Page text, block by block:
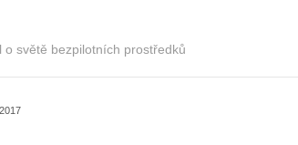
o světě bezpilotních prostředků